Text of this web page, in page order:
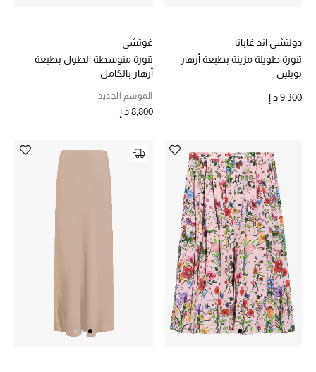
الجمال في بلوميز
دليل مستلزمات الجمال
عطور الربيع
تسوقوا الآن
الرجال
عرض جميع المنتجات
دولتشي اند غابانا
تنورة طويلة مزينة بطبعة أزهار
بوبلين
9,300 د.إ
غوتشي
تنورة متوسطة الطول بطبعة
أزهار بالكامل
الموسم الجديد
8,800 د.إ